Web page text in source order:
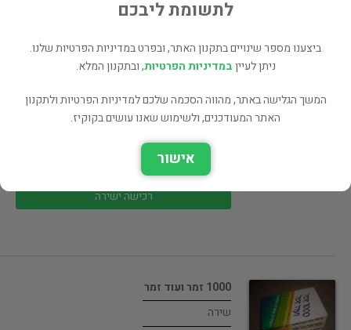
מטאפורה מס. 5
פילוסופיה
רכישה ישירה
1000 זמר ועוד זמר
שירה
לתשומת ליבכם
ביצענו מספר שינויים בתקנון האתר, ובפרט במדיניות הפרטיות שלנו.
ניתן לעייןבמדיניות הפרטיות, ובתקנון המלא.
המשך הגלישה באתר, מהווה הסכמה שלכם למדיניות הפרטיות ולתקנון
האתר המעודכנים, ולשימוש שאנו עושים בקוקיז.
אישור